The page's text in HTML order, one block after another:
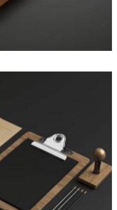
FULL WIDTH
design